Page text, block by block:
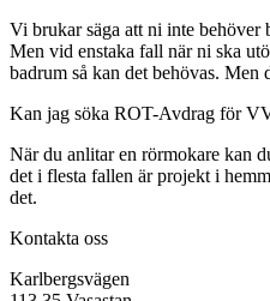
Vi brukar säga att ni inte
Men vid enstaka fall när ni ska
badrum så kan det behövas. Men
Kan jag söka ROT-Avdrag för
När du anlitar en rörmokare kan
det i flesta fallen är projekt i
det.
Kontakta oss
Karlbergsvägen